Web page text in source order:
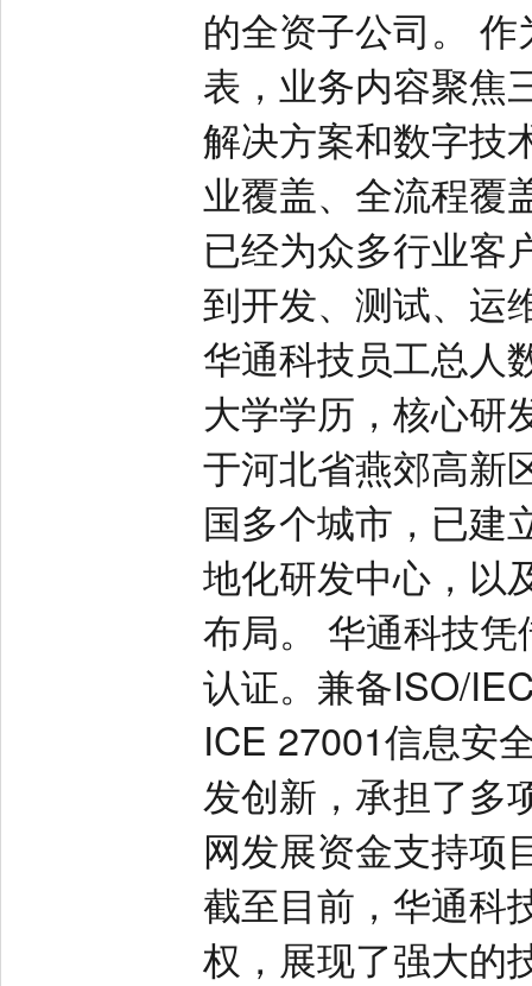
的全资子公司。
表，业务内容聚焦
解决方案和数字技
业覆盖、全流程覆
已经为众多行业客
到开发、测试、运
华通科技员工总人
大学学历，核心研
于河北省燕郊高新
国多个城市，已建
地化研发中心，以
布局。 华通科技
认证。兼备ISO/
ICE 27001信息安
发创新，承担了多
网发展资金支持项
截至目前，华通科
权，展现了强大的